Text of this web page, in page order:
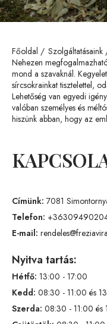
Főoldal Szolgáltatásaink
Nehezen
mond a szavaknál.
sírcsokrainkat tisztelettel,
Lehetőség van egyedi
valóban személyes és
hiszünk abban, hogy az
Címünk: 7081
Telefon:
E-mail:
Nyitva tartás:
Hétfő: 13:00 - 17:00
Kedd: 08:30 - 11:00 és
Szerda: 08:30 - 11:00 és